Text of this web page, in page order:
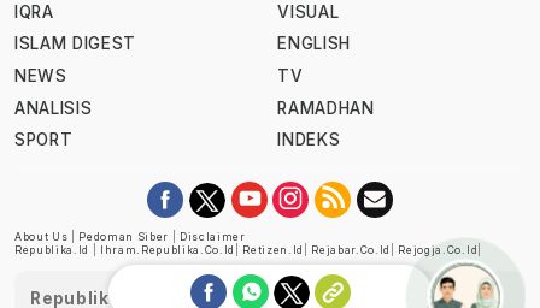
IQRA
ISLAM DIGEST
NEWS
ANALISIS
SPORT
VISUAL
ENGLISH
TV
RAMADHAN
INDEKS
About Us Pedoman Siber
Disclaimer
Republika.id
Ihram.republika.co.id Retizen.id Rejabar.co.id Rejogja.co.id
Republika telah diverifikasi oleh Dewan Pers